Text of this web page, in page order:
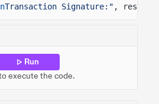
Transaction Signature:" ,
Run
execute the code.